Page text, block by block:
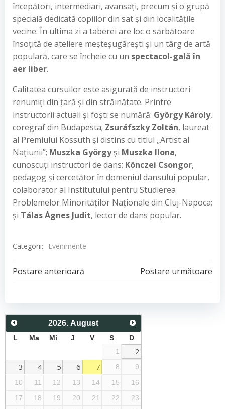
începători, intermediari, avansați, precum și o grupă
specială dedicată copiilor din sat și din localitățile
vecine. În ultima zi a taberei are loc o sărbătoare
însoțită de ateliere meșteșugărești și un târg de artă
populară, care se încheie cu un spectacol-gală în
aer liber.
Calitatea cursuilor este asigurată de instructori
renumiți din țară și din străinătate. Printre
instructorii actuali și foști se numără: György Károly,
coregraf din Budapesta; Zsuráfszky Zoltán, laureat
al Premiului Kossuth și distins cu titlul „Artist al
Națiunii”; Muszka Györgyși Muszka Ilona,
cunoscuți instructori de dans; Könczei Csongor,
pedagog și cercetător în domeniul dansului popular,
colaborator al Institutului pentru Studierea
Problemelor Minorităților Naționale din Cluj-Napoca;
și Tálas Ágnes Judit, lector de dans popular.
Categorii: Evenimente
Post
navigation
Postare anterioară
Post
navigation
Postare următoare
2026. August
L Ma Mi J V S
D
1
2
3
4 5 6 7 8
9
10
11 12 13 14 15
16
17
18 19 20 21 22
23